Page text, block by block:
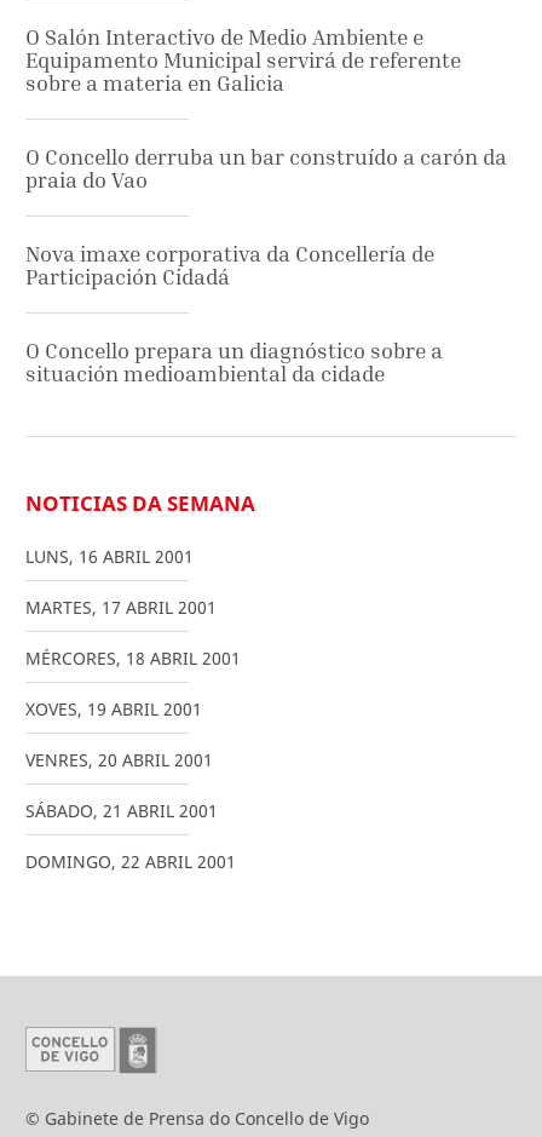
O Salón Interactivo de Medio Ambiente e
Equipamento Municipal servirá de referente
sobre a materia en Galicia
O Concello derruba un bar construído a carón da
praia do Vao
Nova imaxe corporativa da Concellería de
Participación Cidadá
O Concello prepara un diagnóstico sobre a
situación medioambiental da cidade
NOTICIAS DA SEMANA
LUNS, 16 ABRIL 2001
MARTES, 17 ABRIL 2001
MÉRCORES, 18 ABRIL 2001
XOVES, 19 ABRIL 2001
VENRES, 20 ABRIL 2001
SÁBADO, 21 ABRIL 2001
DOMINGO, 22 ABRIL 2001
© Gabinete de Prensa do Concello de Vigo